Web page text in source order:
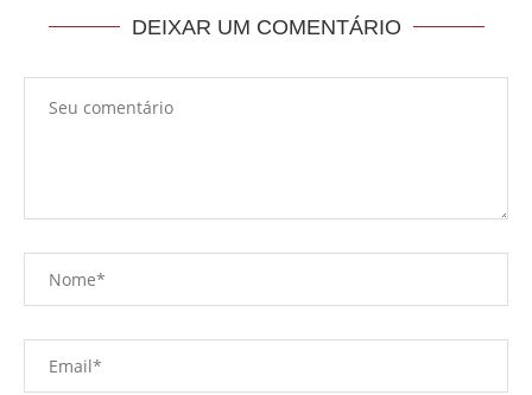
DEIXAR UM COMENTÁRIO